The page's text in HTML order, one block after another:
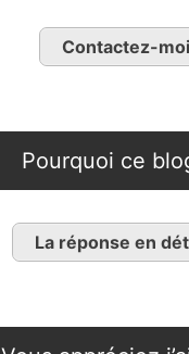
Contactez-
Pourquoi ce
La réponse en